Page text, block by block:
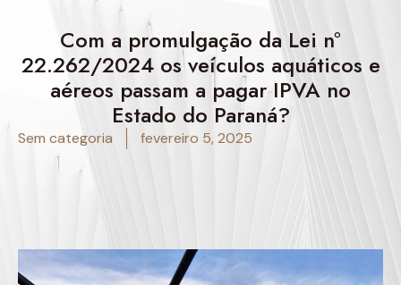
Com a promulgação da Lei nº
22.262/2024 os veículos aquáticos e
aéreos passam a pagar IPVA no
Estado do Paraná?
Sem categoria fevereiro 5, 2025